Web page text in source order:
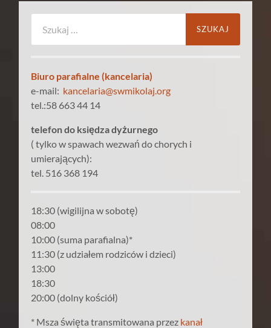
Biuro parafialne (kancelaria)
e-mail: kancelaria@swmikolaj.org
tel.:58 663 44 14
telefon do księdza dyżurnego
( tylko w spawach wezwań do chorych i
umierających):
tel. 516 368 194
18:30 (wigilijna w sobotę)
08:00
10:00 (suma parafialna)*
11:30 (z udziałem rodziców i dzieci)
13:00
18:30
20:00 (dolny kościół)
* Msza święta transmitowana przez kanał